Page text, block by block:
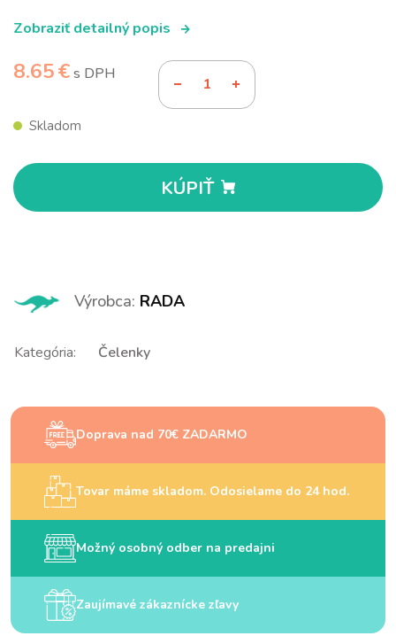
Zobraziť detailný popis
8.65 €s DPH
Skladom
KÚPIŤ
Výrobca: RADA
Kategória: Čelenky
Doprava nad 70€ ZADARMO
Tovar máme skladom. Odosielame do 24 hod.
Možný osobný odber na predajni
Zaujímavé zákaznícke zľavy